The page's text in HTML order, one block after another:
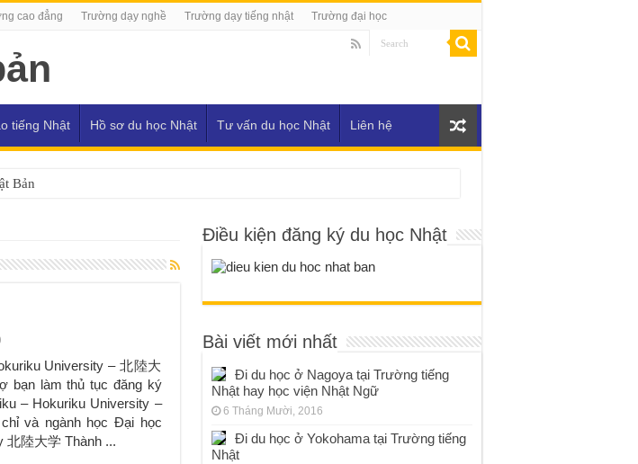
cao đẳng Trường dạy nghề Trường dạy tiếng nhật Trường đại học
tiếng Nhật Hồ sơ du học Nhật Tư vấn du học Nhật Liên hệ
Bản
University – 北陸大
bạn làm thủ tục đăng ký
– Hokuriku University –
và ngành học Đại học
北陸大学 Thành ...
Điều kiện đăng ký du học Nhật
Bài viết mới nhất
Đi du học ở Nagoya tại Trường tiếng
Nhật hay học viện Nhật Ngữ
6 Tháng Mười, 2016
Đi du học ở Yokohama tại Trường tiếng
Nhật